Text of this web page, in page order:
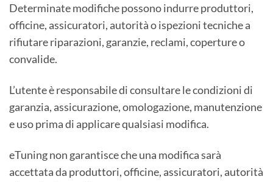
Determinate modifiche possono indurre produttori,
officine, assicuratori, autorità o ispezioni tecniche a
rifiutare riparazioni, garanzie, reclami, coperture o
convalide.
L’utente è responsabile di consultare le condizioni di
garanzia, assicurazione, omologazione, manutenzione
e uso prima di applicare qualsiasi modifica.
eTuning non garantisce che una modifica sarà
accettata da produttori, officine, assicuratori, autorità